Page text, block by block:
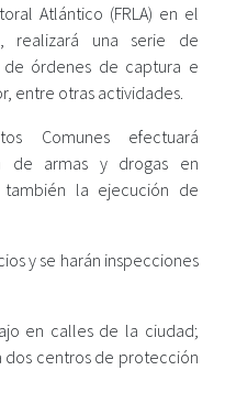
Atlántico (FRLA) en el
realizará una serie de
órdenes de captura e
entre otras actividades.
Comunes efectuará
de armas y drogas en
la ejecución de
y se harán inspecciones
en calles de la ciudad;
dos centros de protección